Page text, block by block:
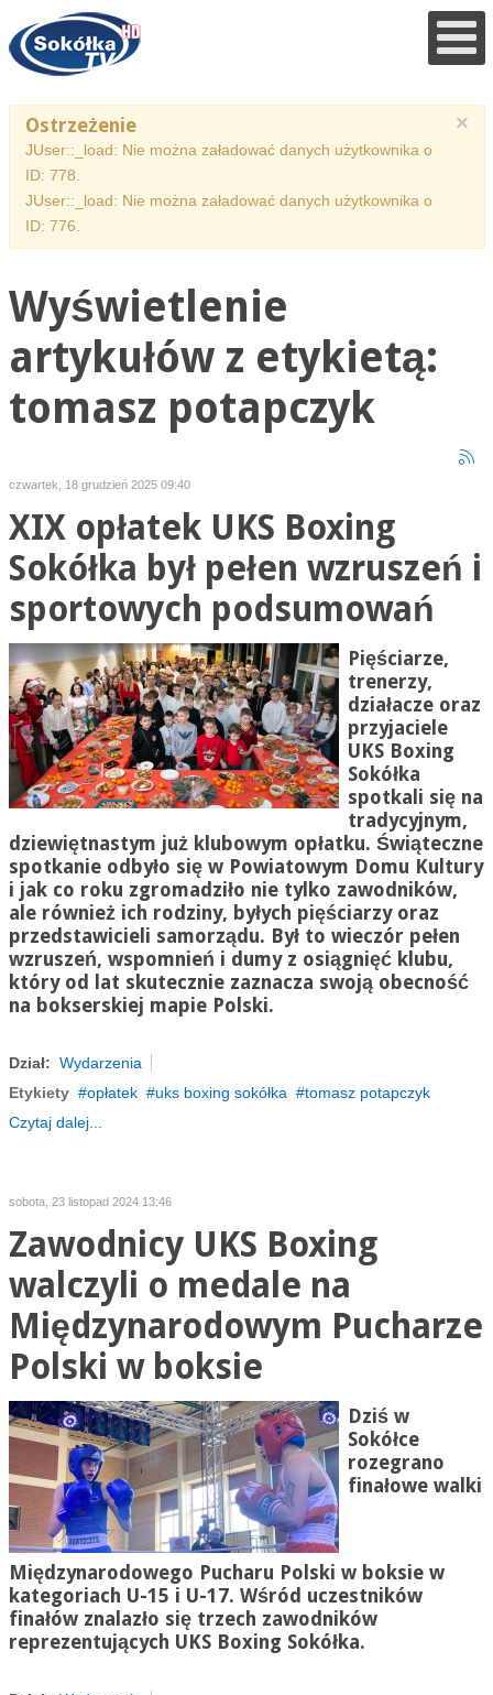
×
Ostrzeżenie
JUser::_load: Nie można załadować danych użytkownika o
ID: 778.
JUser::_load: Nie można załadować danych użytkownika o
ID: 776.
Wyświetlenie
artykułów z etykietą:
tomasz potapczyk
czwartek, 18 grudzień 2025 09:40
XIX opłatek UKS Boxing
Sokółka był pełen wzruszeń i
sportowych podsumowań
Pięściarze,
trenerzy,
działacze oraz
przyjaciele
UKS Boxing
Sokółka
spotkali się na
tradycyjnym,
dziewiętnastym już klubowym opłatku. Świąteczne
spotkanie odbyło się w Powiatowym Domu Kultury
i jak co roku zgromadziło nie tylko zawodników,
ale również ich rodziny, byłych pięściarzy oraz
przedstawicieli samorządu. Był to wieczór pełen
wzruszeń, wspomnień i dumy z osiągnięć klubu,
który od lat skutecznie zaznacza swoją obecność
na bokserskiej mapie Polski.
Dział: Wydarzenia
Etykiety
opłatek uks boxing sokółka
tomasz potapczyk
Czytaj dalej...
sobota, 23 listopad 2024 13:46
Zawodnicy UKS Boxing
walczyli o medale na
Międzynarodowym Pucharze
Polski w boksie
Dziś w
Sokółce
rozegrano
finałowe walki
Międzynarodowego Pucharu Polski w boksie w
kategoriach U-15 i U-17. Wśród uczestników
finałów znalazło się trzech zawodników
reprezentujących UKS Boxing Sokółka.